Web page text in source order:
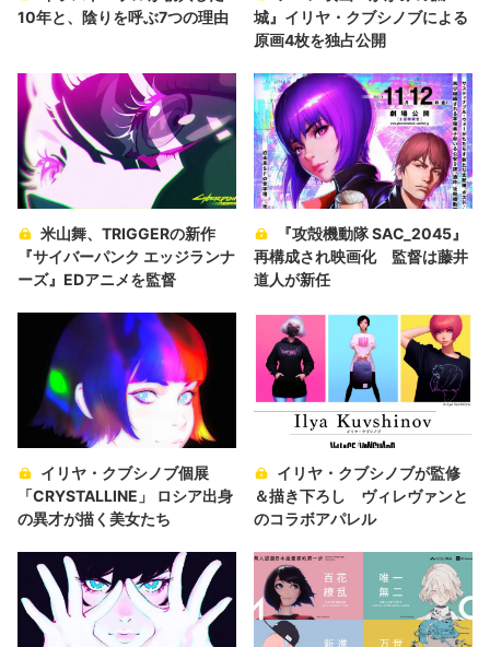
10年と、陰りを呼ぶ7つの理由
城』イリヤ・クブシノブによる
原画4枚を独占公開
米山舞、TRIGGERの新作
『サイバーパンク エッジランナ
ーズ』EDアニメを監督
『攻殻機動隊 SAC_2045』
再構成され映画化 監督は藤井
道人が新任
イリヤ・クブシノブ個展
「CRYSTALLINE」 ロシア出身
の異才が描く美女たち
イリヤ・クブシノブが監修
＆描き下ろし ヴィレヴァンと
のコラボアパレル